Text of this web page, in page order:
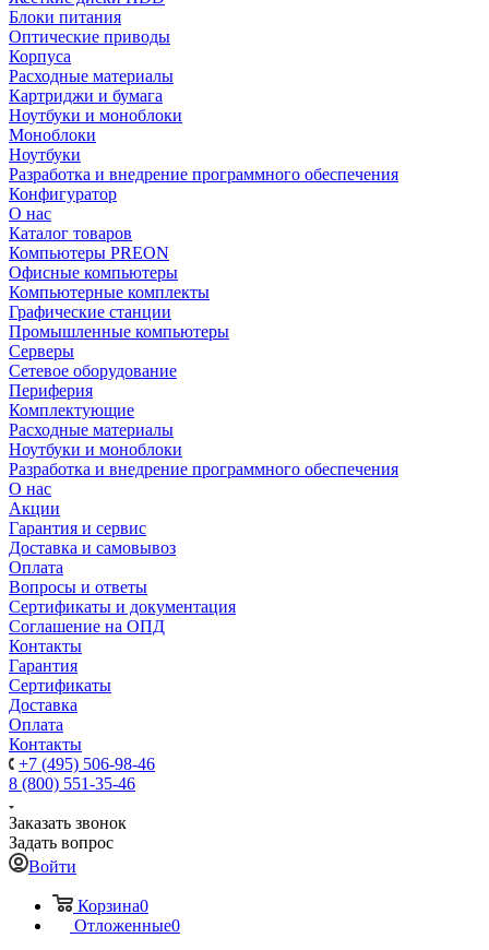
Блоки питания
Оптические приводы
Корпуса
Расходные материалы
Картриджи и бумага
Ноутбуки и моноблоки
Моноблоки
Ноутбуки
Разработка и внедрение программного обеспечения
Конфигуратор
О нас
Каталог товаров
Компьютеры PREON
Офисные компьютеры
Компьютерные комплекты
Графические станции
Промышленные компьютеры
Серверы
Сетевое оборудование
Периферия
Комплектующие
Расходные материалы
Ноутбуки и моноблоки
Разработка и внедрение программного обеспечения
О нас
Акции
Гарантия и сервис
Доставка и самовывоз
Оплата
Вопросы и ответы
Сертификаты и документация
Соглашение на ОПД
Контакты
Гарантия
Сертификаты
Доставка
Оплата
Контакты
+7 (495) 506-98-46
8 (800) 551-35-46
Заказать звонок
Задать вопрос
Войти
Корзина0
Отложенные0